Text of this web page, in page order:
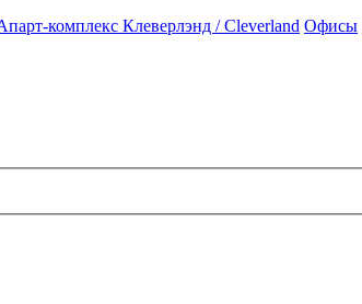
комплекс Клеверлэнд / Cleverland Офисы